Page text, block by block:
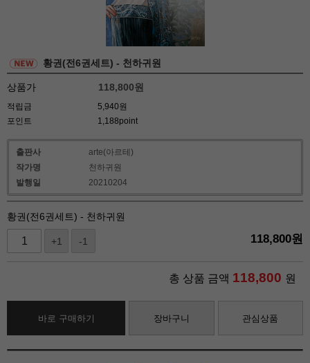
황권(전6권세트) - 천하귀원
상품가 118,800원
적립금
5,940원
포인트
1,188point
출판사
arte(아르테)
작가명
천하귀원
발행일
20210204
황권(전6권세트) - 천하귀원
+1 -1 118,800원
총 상품 금액 118,800 원
바로 구매하기 장바구니 관심상품